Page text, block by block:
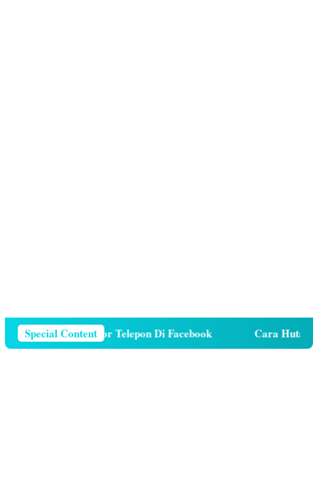
Special Content
Menghapus Nomor Telepon Di Facebook Cara Hutang